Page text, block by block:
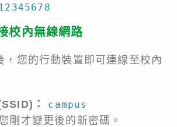
12345678
校內無線網路
，您的行動裝置即可連線至校內
： campus
剛才變更後的新密碼。